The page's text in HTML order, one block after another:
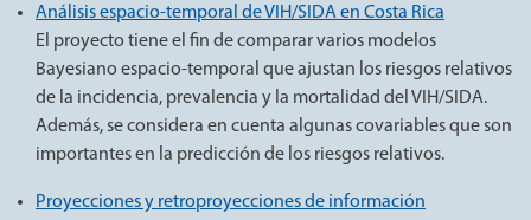
Análisis espacio-temporal de VIH/SIDA en Costa Rica
El proyecto tiene el fin de comparar varios modelos
Bayesiano espacio-temporal que ajustan los riesgos relativos
de la incidencia, prevalencia y la mortalidad del VIH/SIDA.
Además, se considera en cuenta algunas covariables que son
importantes en la predicción de los riesgos relativos.
Proyecciones y retroproyecciones de información